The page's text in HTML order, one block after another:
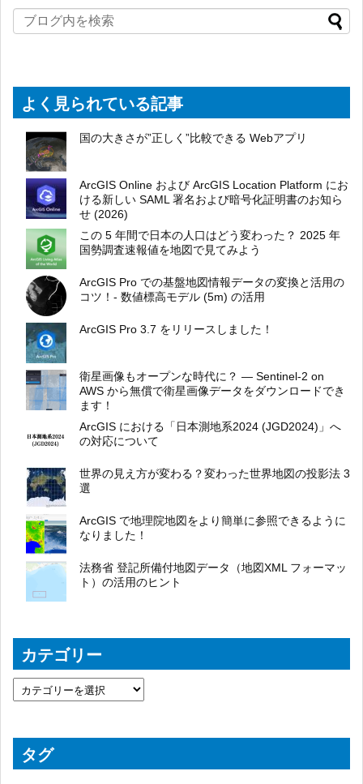
よく見られている記事
国の大きさが”正しく”比較できる Webアプリ
ArcGIS Online および ArcGIS Location Platform にお
ける新しい SAML 署名および暗号化証明書のお知ら
せ (2026)
この 5 年間で日本の人口はどう変わった？ 2025 年
国勢調査速報値を地図で見てみよう
ArcGIS Pro での基盤地図情報データの変換と活用の
コツ！- 数値標高モデル (5m) の活用
ArcGIS Pro 3.7 をリリースしました！
衛星画像もオープンな時代に？ ― Sentinel-2 on
AWS から無償で衛星画像データをダウンロードでき
ます！
ArcGIS における「日本測地系2024 (JGD2024)」へ
の対応について
世界の見え方が変わる？変わった世界地図の投影法 3
選
ArcGIS で地理院地図をより簡単に参照できるように
なりました！
法務省 登記所備付地図データ（地図XML フォーマッ
ト）の活用のヒント
カテゴリー
タグ